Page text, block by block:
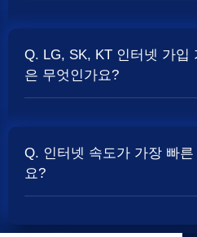
서 일정 금액이 할인됩니다. 할
통신사 정책에 따라 다릅니다.
Q. LG, SK, KT 인터넷 가입
은 무엇인가요?
스에서 주소를 입력하시면 가
인하실 수 있습니다. 설치 가능
Q. 인터넷 속도가 가장 빠
요?